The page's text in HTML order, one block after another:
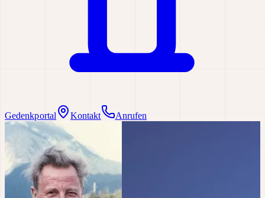
Gedenkportal Kontakt Anrufen